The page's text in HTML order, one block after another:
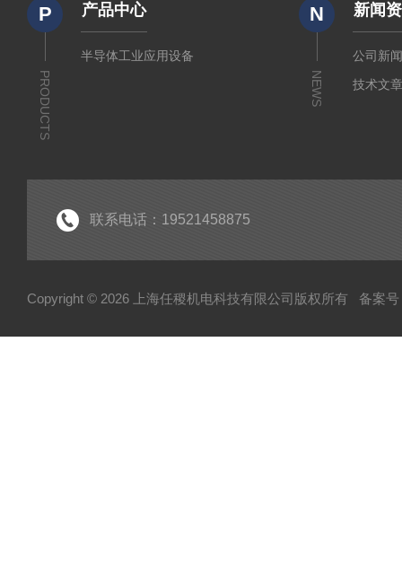
P
PRODUCTS
产品中心
半导体工业应用设备
N
NEWS
新闻
公司新
技术文
联系电话：19521458875
Copyright © 2026 上海任稷机电科技有限公司版权所有 备案号